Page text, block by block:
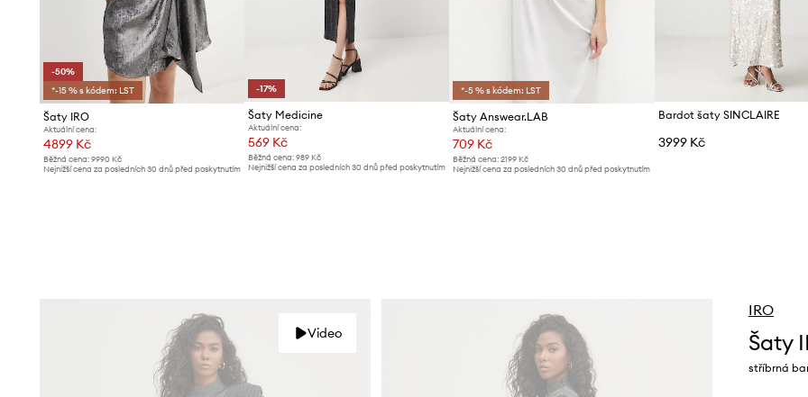
-50%
*-15 % s kódem: LST
Šaty IRO
Aktuální cena:
4899 Kč
Běžná cena: 9990 Kč
Nejnižší cena za posledních 30 dnů před poskytnutím
-17%
Šaty Medicine
Aktuální cena:
569 Kč
Běžná cena:989 Kč
Nejnižší cena za posledních 30 dnů před poskytnutím
*-5 % s kódem: LST
Šaty Answear.LAB
Aktuální cena:
709 Kč
Běžná cena: 2199 Kč
Nejnižší cena za posledních 30 dnů před poskytnutím
Bardot šaty SINCLAIRE
3999 Kč
Video
IRO
Šaty
stříbrná